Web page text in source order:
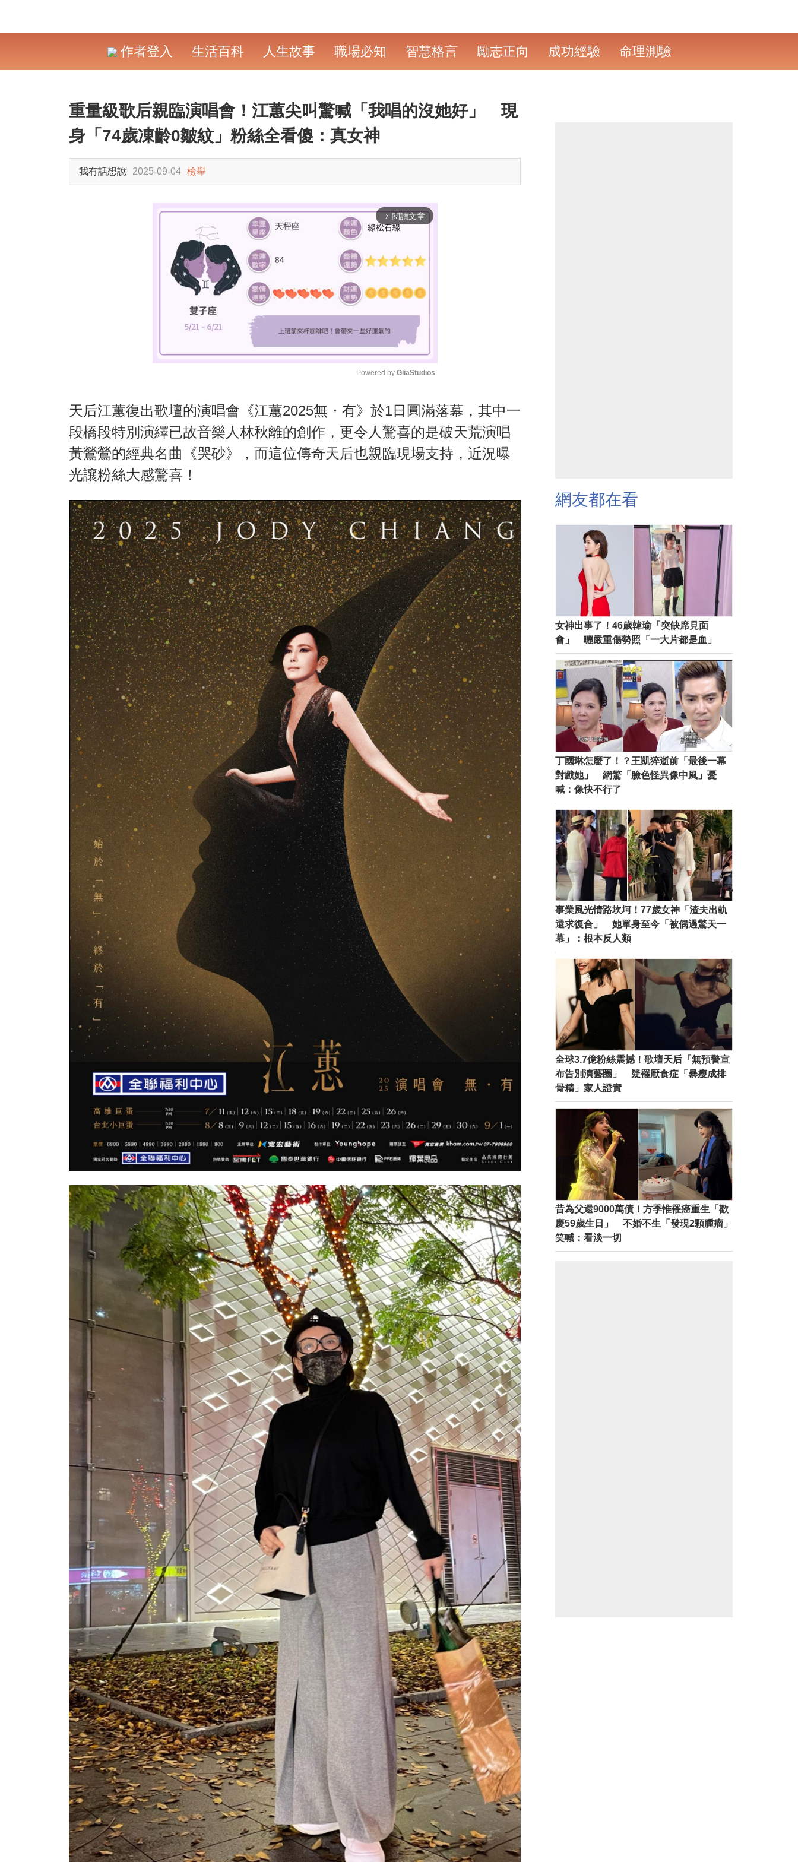
作者登入 生活百科 人生故事 職場必知 智慧格言 勵志正向 成功經驗 命理測驗
重量級歌后親臨演唱會！江蕙尖叫驚喊「我唱的沒她好」 現
身「74歲凍齡0皺紋」粉絲全看傻：真女神
我有話想說 2025-09-04 檢舉
arrow_forward_ios 閱讀文章
M
u
t
e
Powered by GliaStudios
天后江蕙復出歌壇的演唱會《江蕙2025無・有》於1日圓滿落幕，其中一
段橋段特別演繹已故音樂人林秋離的創作，更令人驚喜的是破天荒演唱
黃鶯鶯的經典名曲《哭砂》，而這位傳奇天后也親臨現場支持，近況曝
光讓粉絲大感驚喜！
網友都在看
女神出事了！46歲韓瑜「突缺席見面
會」 曬嚴重傷勢照「一大片都是血」
丁國琳怎麼了！？王凱猝逝前「最後一幕
對戲她」 網驚「臉色怪異像中風」憂
喊：像快不行了
事業風光情路坎坷！77歲女神「渣夫出軌
還求復合」 她單身至今「被偶遇驚天一
幕」：根本反人類
全球3.7億粉絲震撼！歌壇天后「無預警宣
布告別演藝圈」 疑罹厭食症「暴瘦成排
骨精」家人證實
昔為父還9000萬債！方季惟罹癌重生「歡
慶59歲生日」 不婚不生「發現2顆腫瘤」
笑喊：看淡一切